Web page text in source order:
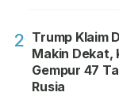
2 Trump Klaim
Makin Dekat,
Gempur 47
Rusia